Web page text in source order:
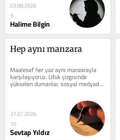
03.08.2026
3
Halime Bilgin
Hep aynı manzara
Maalesef her yaz aynı manzarayla
karşılaşıyoruz. Ufuk çizgisinde
yükselen dumanlar, sosyal medyada
hızla yayılan yangın görüntüleri ve...
31.07.2026
10
Sevtap Yıldız